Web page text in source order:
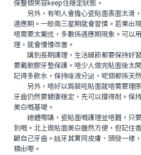
保整個笑容keep住穩定狀態。
另外，有啲人會擔心瓷貼面表面太滑，
適應期。一般兩三星期就會習慣。若果出
唔需要太驚慌，多數係適應期現象。可以
理，就會慢慢改善。
講到長期護理，生活細節都要保持好習
要戴軟膠牙墊保護。唔少人做完貼面後太
記得多飲水，保持唾液分泌，呢個都係天
另外，唔好以爲裝咗貼面就唔需要理原
牙齒仍然要健康穩定，先可以撐得耐。保
美白嘅基礎。
總體嚟講，瓷貼面嘅護理並唔難，只要
到嘅。北上做貼面美白雖然方便，但記住
顧自己牙齒。靓牙其實同皮膚、頭發一樣
積出嚟。